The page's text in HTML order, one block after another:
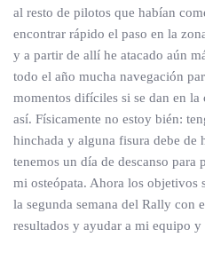
al resto de pilotos que habían
encontrar rápido el paso en la
y a partir de allí he atacado aún
todo el año mucha navegación
momentos difíciles si se dan en
así. Físicamente no estoy bién:
hinchada y alguna fisura debe de
tenemos un día de descanso para
mi osteópata. Ahora los objetivos
la segunda semana del Rally con
resultados y ayudar a mi equipo y